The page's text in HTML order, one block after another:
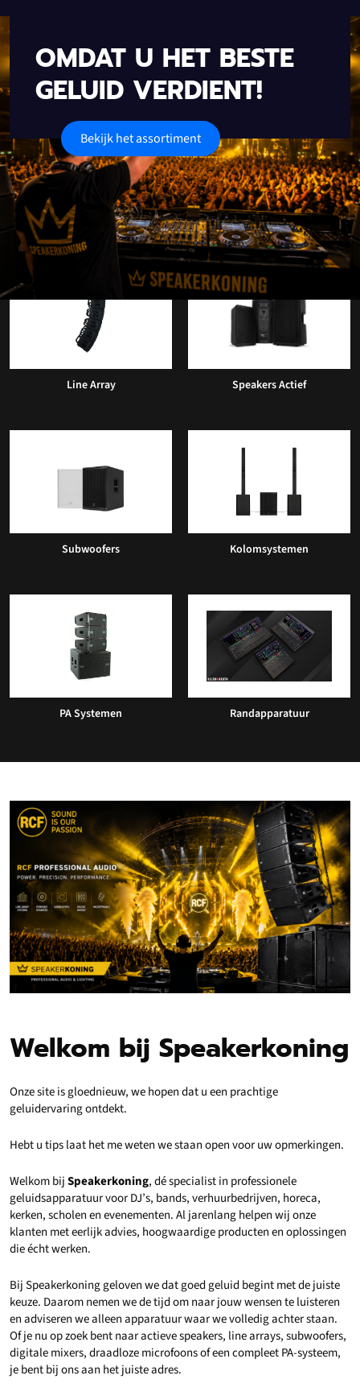
OMDAT U HET BESTE
GELUID VERDIENT!
Bekijk het assortiment
Onze populaire categorieën
Line Array Speakers Actief
Subwoofers Kolomsystemen
PA Systemen Randapparatuur
Welkom bij Speakerkoning
Onze site is gloednieuw, we hopen dat u een prachtige
geluidervaring ontdekt.
Hebt u tips laat het me weten we staan open voor uw opmerkingen.
Welkom bijSpeakerkoning, dé specialist in professionele
geluidsapparatuur voor DJ’s, bands, verhuurbedrijven, horeca,
kerken, scholen en evenementen. Al jarenlang helpen wij onze
klanten met eerlijk advies, hoogwaardige producten en oplossingen
die écht werken.
Bij Speakerkoning geloven we dat goed geluid begint met de juiste
keuze. Daarom nemen we de tijd om naar jouw wensen te luisteren
en adviseren we alleen apparatuur waar we volledig achter staan.
Of je nu op zoek bent naar actieve speakers, line arrays, subwoofers,
digitale mixers, draadloze microfoons of een compleet PA-systeem,
je bent bij ons aan het juiste adres.